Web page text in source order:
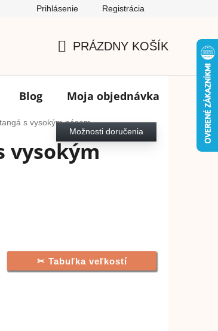
osobných údajov FAQ
Prihlásenie Registrácia
KOŠÍK
PRÁZDNY KOŠÍK
Blog Moja objednávka
s vysokým pásom
vysokým
Tabuľka veľkostí
Možnosti doručenia